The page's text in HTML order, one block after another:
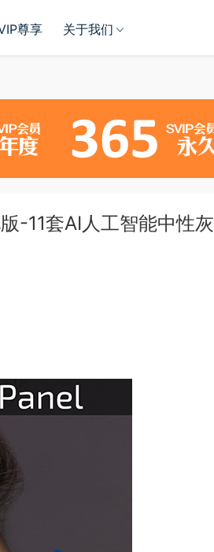
尊享 关于我们
-11套AI人工智能中性